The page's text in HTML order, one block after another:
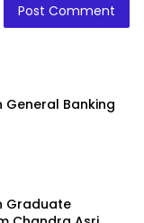
General Banking
Graduate